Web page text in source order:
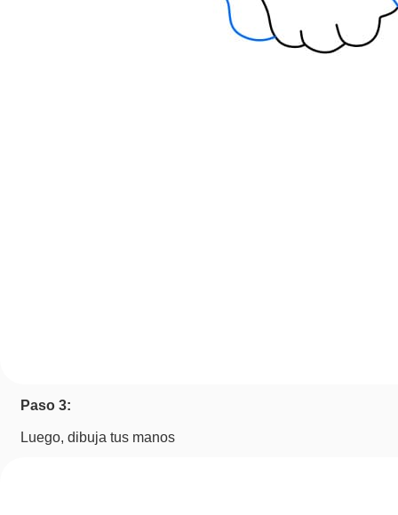
Paso 3:
Luego, dibuja tus manos